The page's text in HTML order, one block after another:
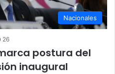
Nacionales
26
postura del
inaugural